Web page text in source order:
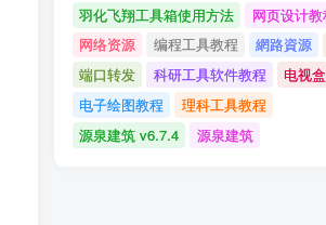
羽化飞翔工具箱使用方法
网页设计教
网络资源
编程工具教程 網路資源
端口转发
科研工具软件教程
电视
电子绘图教程
理科工具教程
源泉建筑 v6.7.4
源泉建筑